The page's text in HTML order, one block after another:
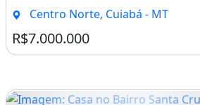
Churrasqueira
Coleta Seletiva De Lixo
Escritório
Fechadura Digital
Centro Norte, Cuiabá - MT
R$7.000.000